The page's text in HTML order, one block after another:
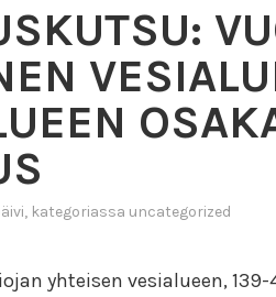
, kategoriassa uncategorized
yhteisen vesialueen,